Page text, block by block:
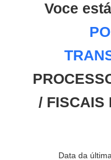
Voce
/ FISCAIS
Data da